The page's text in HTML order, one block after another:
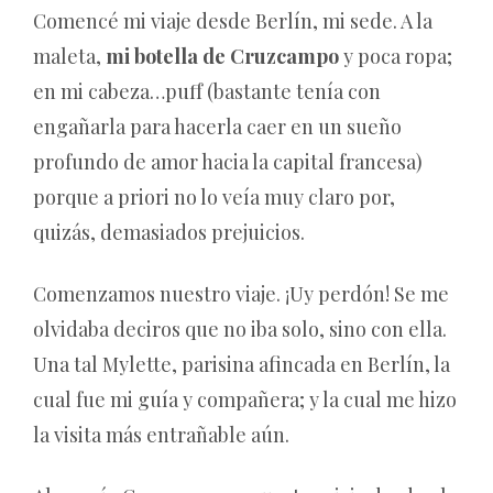
Comencé mi viaje desde Berlín, mi sede. A la
maleta, mi botella de Cruzcampoy poca ropa;
en mi cabeza…puff (bastante tenía con
engañarla para hacerla caer en un sueño
profundo de amor hacia la capital francesa)
porque a priori no lo veía muy claro por,
quizás, demasiados prejuicios.
Comenzamos nuestro viaje. ¡Uy perdón! Se me
olvidaba deciros que no iba solo, sino con ella.
Una tal Mylette, parisina afincada en Berlín, la
cual fue mi guía y compañera; y la cual me hizo
la visita más entrañable aún.